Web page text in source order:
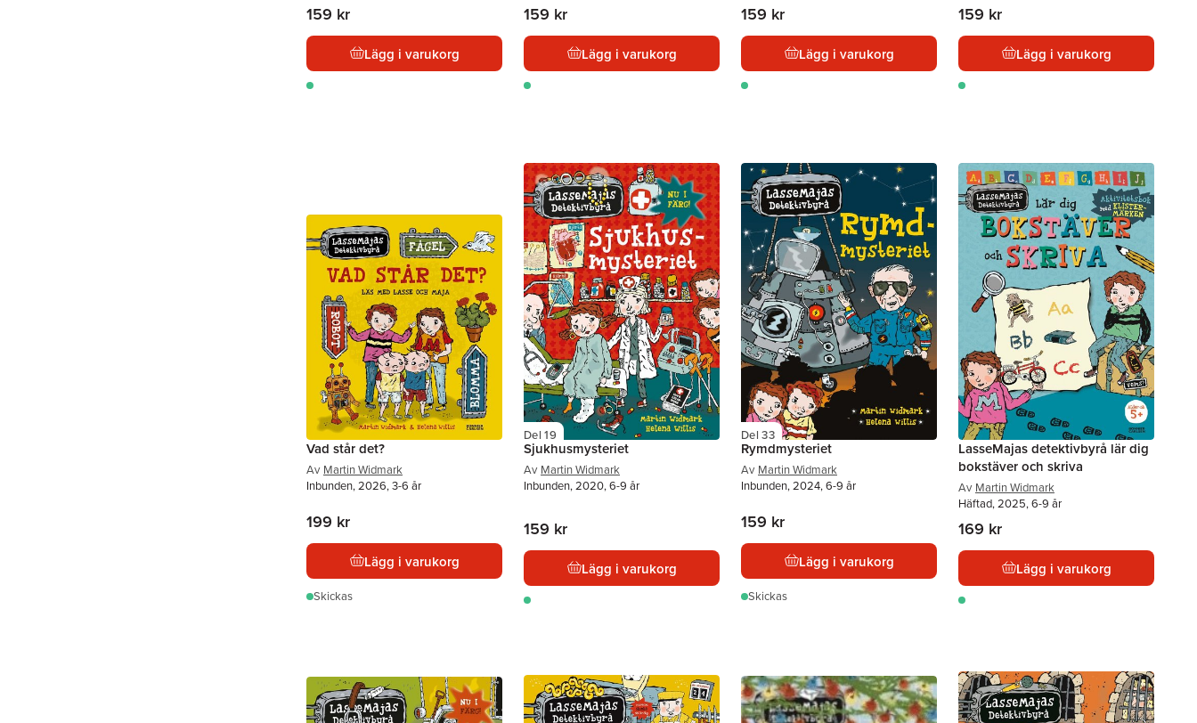
159 kr
Lägg i varukorg
159 kr
Lägg i varukorg
159 kr
Lägg i varukorg
159 kr
Lägg i varukorg
Vad står det?
Av Martin Widmark
Inbunden, 2026, 3-6 år
199 kr
Lägg i varukorg
Skickas
Del 19
Sjukhusmysteriet
Av Martin Widmark
Inbunden, 2020, 6-9 år
159 kr
Lägg i varukorg
Del 33
Rymdmysteriet
Av Martin Widmark
Inbunden, 2024, 6-9 år
159 kr
Lägg i varukorg
Skickas
LasseMajas detektivbyrå lär dig
bokstäver och skriva
Av Martin Widmark
Häftad, 2025, 6-9 år
169 kr
Lägg i varukorg